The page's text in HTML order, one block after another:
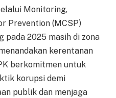
Monitoring,
Prevention (MCSP)
pada 2025 masih di zona
kerentanan
berkomitmen untuk
korupsi demi
publik dan menjaga